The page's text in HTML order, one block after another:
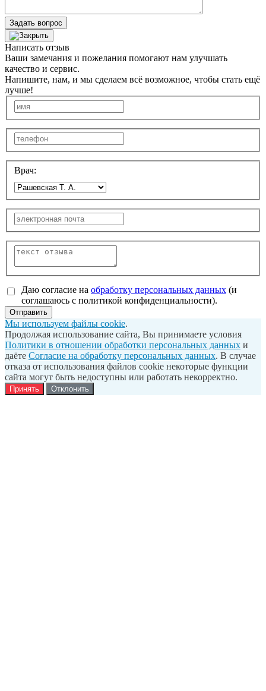
Задать вопрос
Написать отзыв
Ваши замечания и пожелания помогают нам улучшать
качество и сервис.
Напишите, нам, и мы сделаем всё возможное, чтобы стать ещё
лучше!
Врач:
Даю согласие на обработку персональных данных (и
соглашаюсь с политикой конфиденциальности).
Отправить
Мы используем файлы cookie.
Продолжая использование сайта, Вы принимаете условия
Политики в отношении обработки персональных данных и
даёте Согласие на обработку персональных данных. В случае
отказа от использования файлов cookie некоторые функции
сайта могут быть недоступны или работать некорректно.
Принять Отклонить